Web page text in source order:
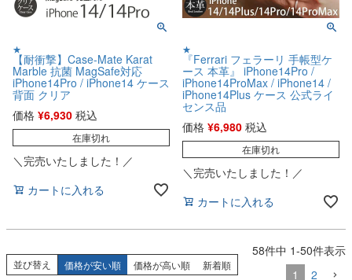
★
【耐衝撃】Case-Mate Karat
Marble 抗菌 MagSafe対応
iPhone14Pro / iPhone14 ケース
背面 クリア
価格 ¥6,930 税込
在庫切れ
＼完売いたしました！／
カートに入れる
★
『Ferrari フェラーリ 手帳型ケ
ース 本革』 iPhone14Pro /
iPhone14ProMax / iPhone14 /
iPhone14Plus ケース 公式ライ
センス品
価格 ¥6,980 税込
在庫切れ
＼完売いたしました！／
カートに入れる
並び替え 価格が安い順 価格が高い順 新着順
58件中 1-50件表示
1
2